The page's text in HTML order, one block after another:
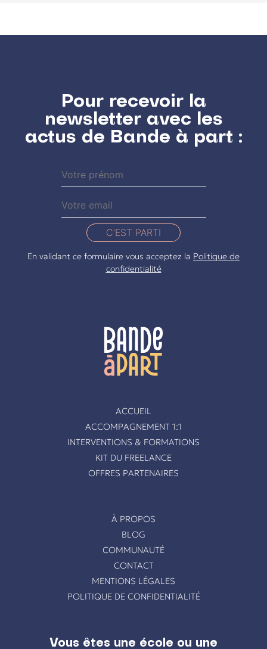
Pour recevoir la
newsletter avec les
actus de Bande à part :
C'EST PARTI
En validant ce formulaire vous acceptez la Politique de
confidentialité
ACCUEIL
ACCOMPAGNEMENT 1:1
INTERVENTIONS & FORMATIONS
KIT DU FREELANCE
OFFRES PARTENAIRES
À PROPOS
BLOG
COMMUNAUTÉ
CONTACT
MENTIONS LÉGALES
POLITIQUE DE CONFIDENTIALITÉ
Vous êtes une école ou une